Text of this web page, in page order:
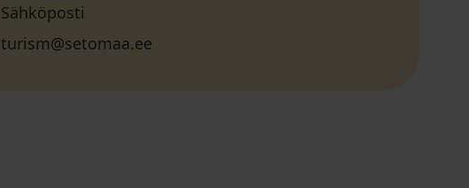
Sähköposti
turism@setomaa.ee